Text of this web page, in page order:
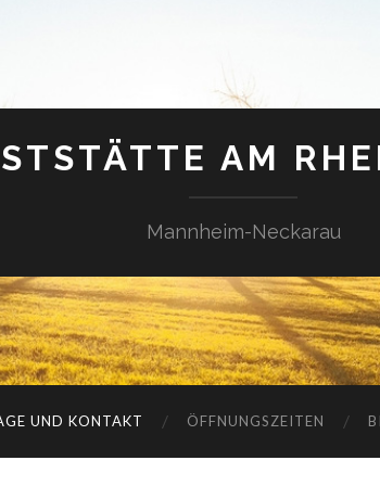
AM
Mannheim-Neckarau
UND KONTAKT ÖFFNUNGSZEITEN